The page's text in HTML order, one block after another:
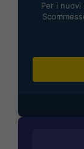
Per i